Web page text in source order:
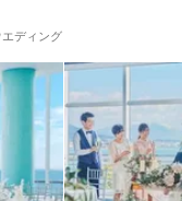
ディング